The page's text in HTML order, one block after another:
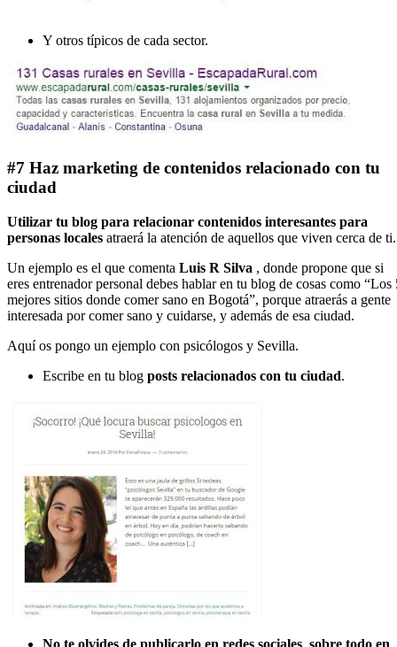
Y otros típicos de cada sector.
#7 Haz marketing de contenidos relacionado con tu
ciudad
Utilizar tu blog para relacionar contenidos interesantes para
personas locales atraerá la atención de aquellos que viven cerca de ti.
Un ejemplo es el que comenta Luis R Silva , donde propone que si
eres entrenador personal debes hablar en tu blog de cosas como “Los
mejores sitios donde comer sano en Bogotá”, porque atraerás a gente
interesada por comer sano y cuidarse, y además de esa ciudad.
Aquí os pongo un ejemplo con psicólogos y Sevilla.
Escribe en tu blog posts relacionados con tu ciudad.
No te olvides de publicarlo en redes sociales, sobre todo en